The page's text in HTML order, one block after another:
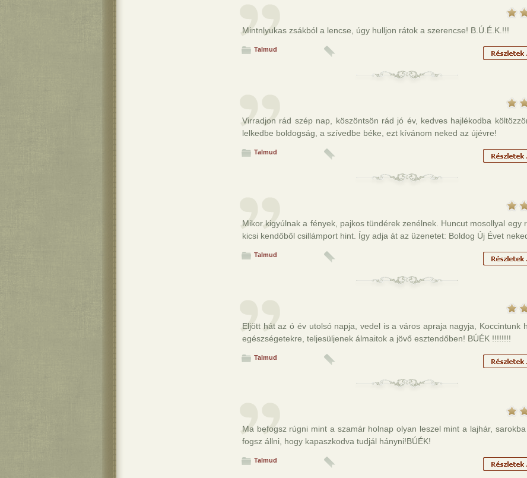
Mintnlyukas zsákból a lencse, úgy hulljon rátok a szerencse! B.Ú.É.K.!!!
Talmud
Virradjon rád szép nap, köszöntsön rád jó év, kedves hajlékodba
lelkedbe boldogság, a szívedbe béke, ezt kívánom neked az újévre!
Talmud
Mikor kigyúlnak a fények, pajkos tündérek zenélnek. Huncut mosollyal egy
kicsi kendőből csillámport hint. Így adja át az üzenetet: Boldog Új Évet
Talmud
Eljött hát az ó év utolsó napja, vedel is a város apraja nagyja, Koccintunk
egészségetekre, teljesüljenek álmaitok a jövő esztendőben! BÚÉK !!!!!!!!
Talmud
Ma befogsz rúgni mint a szamár holnap olyan leszel mint a lajhár,
fogsz állni, hogy kapaszkodva tudjál hányni!BÚÉK!
Talmud